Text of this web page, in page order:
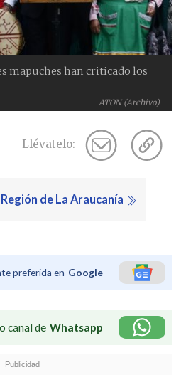
ATON (Archivo)
mapuches han criticado los
Llévatelo:
de La Araucanía
preferida en Google
canal de Whatsapp